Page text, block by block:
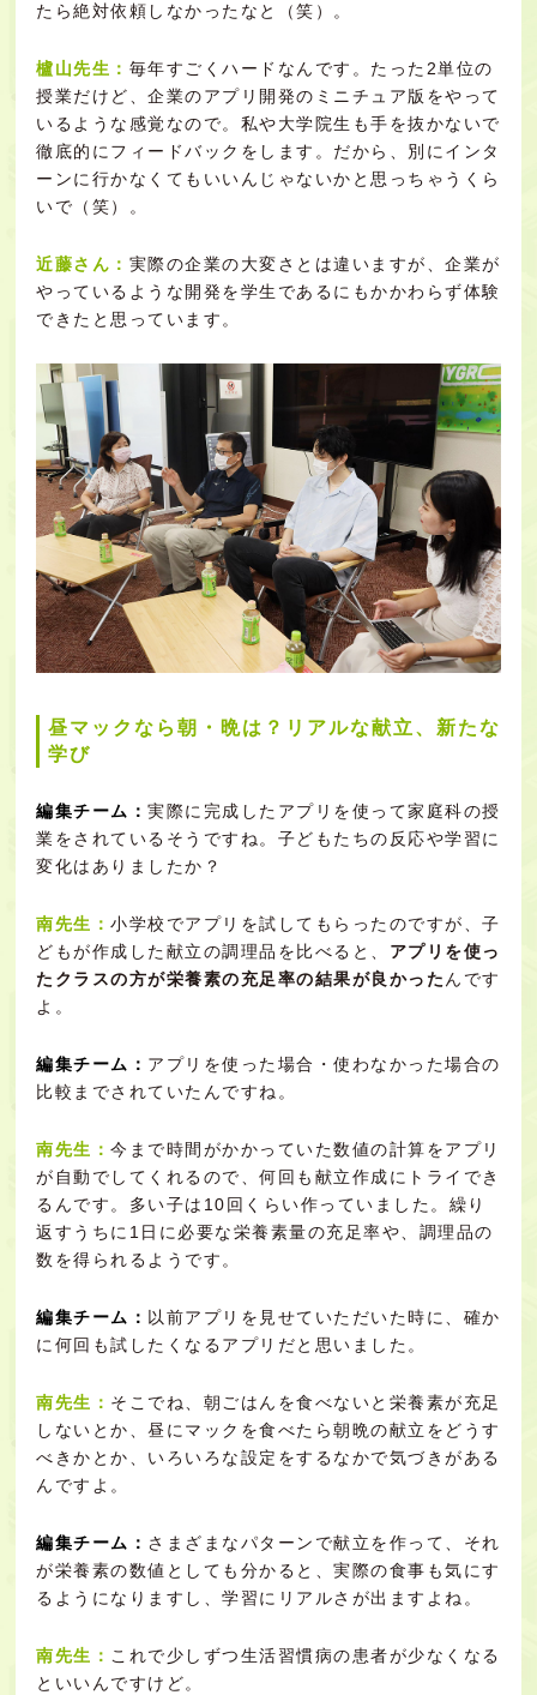
たら絶対依頼しなかったなと（笑）。
櫨山先生： 毎年すごくハードなんです。たった2単位の
授業だけど、企業のアプリ開発のミニチュア版をやって
いるような感覚なので。私や大学院生も手を抜かないで
徹底的にフィードバックをします。だから、別にインタ
ーンに行かなくてもいいんじゃないかと思っちゃうくら
いで（笑）。
近藤さん： 実際の企業の大変さとは違いますが、企業が
やっているような開発を学生であるにもかかわらず体験
できたと思っています。
昼マックなら朝・晩は？リアルな献立、新たな
学び
編集チーム： 実際に完成したアプリを使って家庭科の授
業をされているそうですね。子どもたちの反応や学習に
変化はありましたか？
南先生： 小学校でアプリを試してもらったのですが、子
どもが作成した献立の調理品を比べると、 アプリを使っ
たクラスの方が栄養素の充足率の結果が良かったんです
よ。
編集チーム： アプリを使った場合・使わなかった場合の
比較までされていたんですね。
南先生： 今まで時間がかかっていた数値の計算をアプリ
が自動でしてくれるので、何回も献立作成にトライでき
るんです。多い子は10回くらい作っていました。繰り
返すうちに1日に必要な栄養素量の充足率や、調理品の
数を得られるようです。
編集チーム： 以前アプリを見せていただいた時に、確か
に何回も試したくなるアプリだと思いました。
南先生： そこでね、朝ごはんを食べないと栄養素が充足
しないとか、昼にマックを食べたら朝晩の献立をどうす
べきかとか、いろいろな設定をするなかで気づきがある
んですよ。
編集チーム： さまざまなパターンで献立を作って、それ
が栄養素の数値としても分かると、実際の食事も気にす
るようになりますし、学習にリアルさが出ますよね。
南先生： これで少しずつ生活習慣病の患者が少なくなる
といいんですけど。